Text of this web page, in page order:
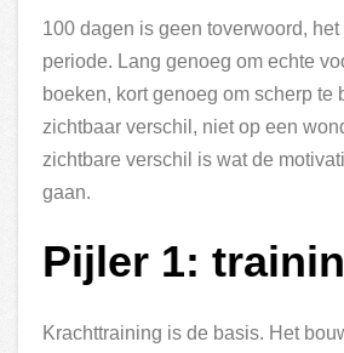
100 dagen is geen toverwoord,
periode. Lang genoeg om echte
boeken, kort genoeg om scherp te
zichtbaar verschil, niet op een
zichtbare verschil is wat de
gaan.
Pijler 1:
Krachttraining is de basis. Het